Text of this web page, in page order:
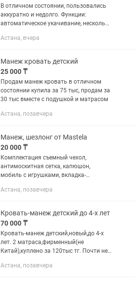
В отличном состоянии, пользовались
аккуратно и недолго. Функции:
автоматическое укачивание, несколько
опускающаяся боковая стенка, колеса
Астана, вчера
Манеж кровать детский
25 000 ₸
Продам манеж кровать в отличном
состоянии купила за 75 тыс, продам за
30 тыс вместе с подушкой и матрасом
Астана, позавчера
Манеж, шезлонг от Mastela
20 000 ₸
Комплектация съемный чехол,
антимоскитная сетка, капюшон,
мобиль с игрушками, вкладка-
складная конструкция, фиксация
Астана, позавчера
Кровать-манеж детский до 4-х лет
70 000 ₸
Кровать-манеж детский,новый,до 4-х
лет. 2 матраса,фирменный(не
Китай),куплено за 120тыс тг. Почти не
упаковке. Регулировка для
Астана, позавчера